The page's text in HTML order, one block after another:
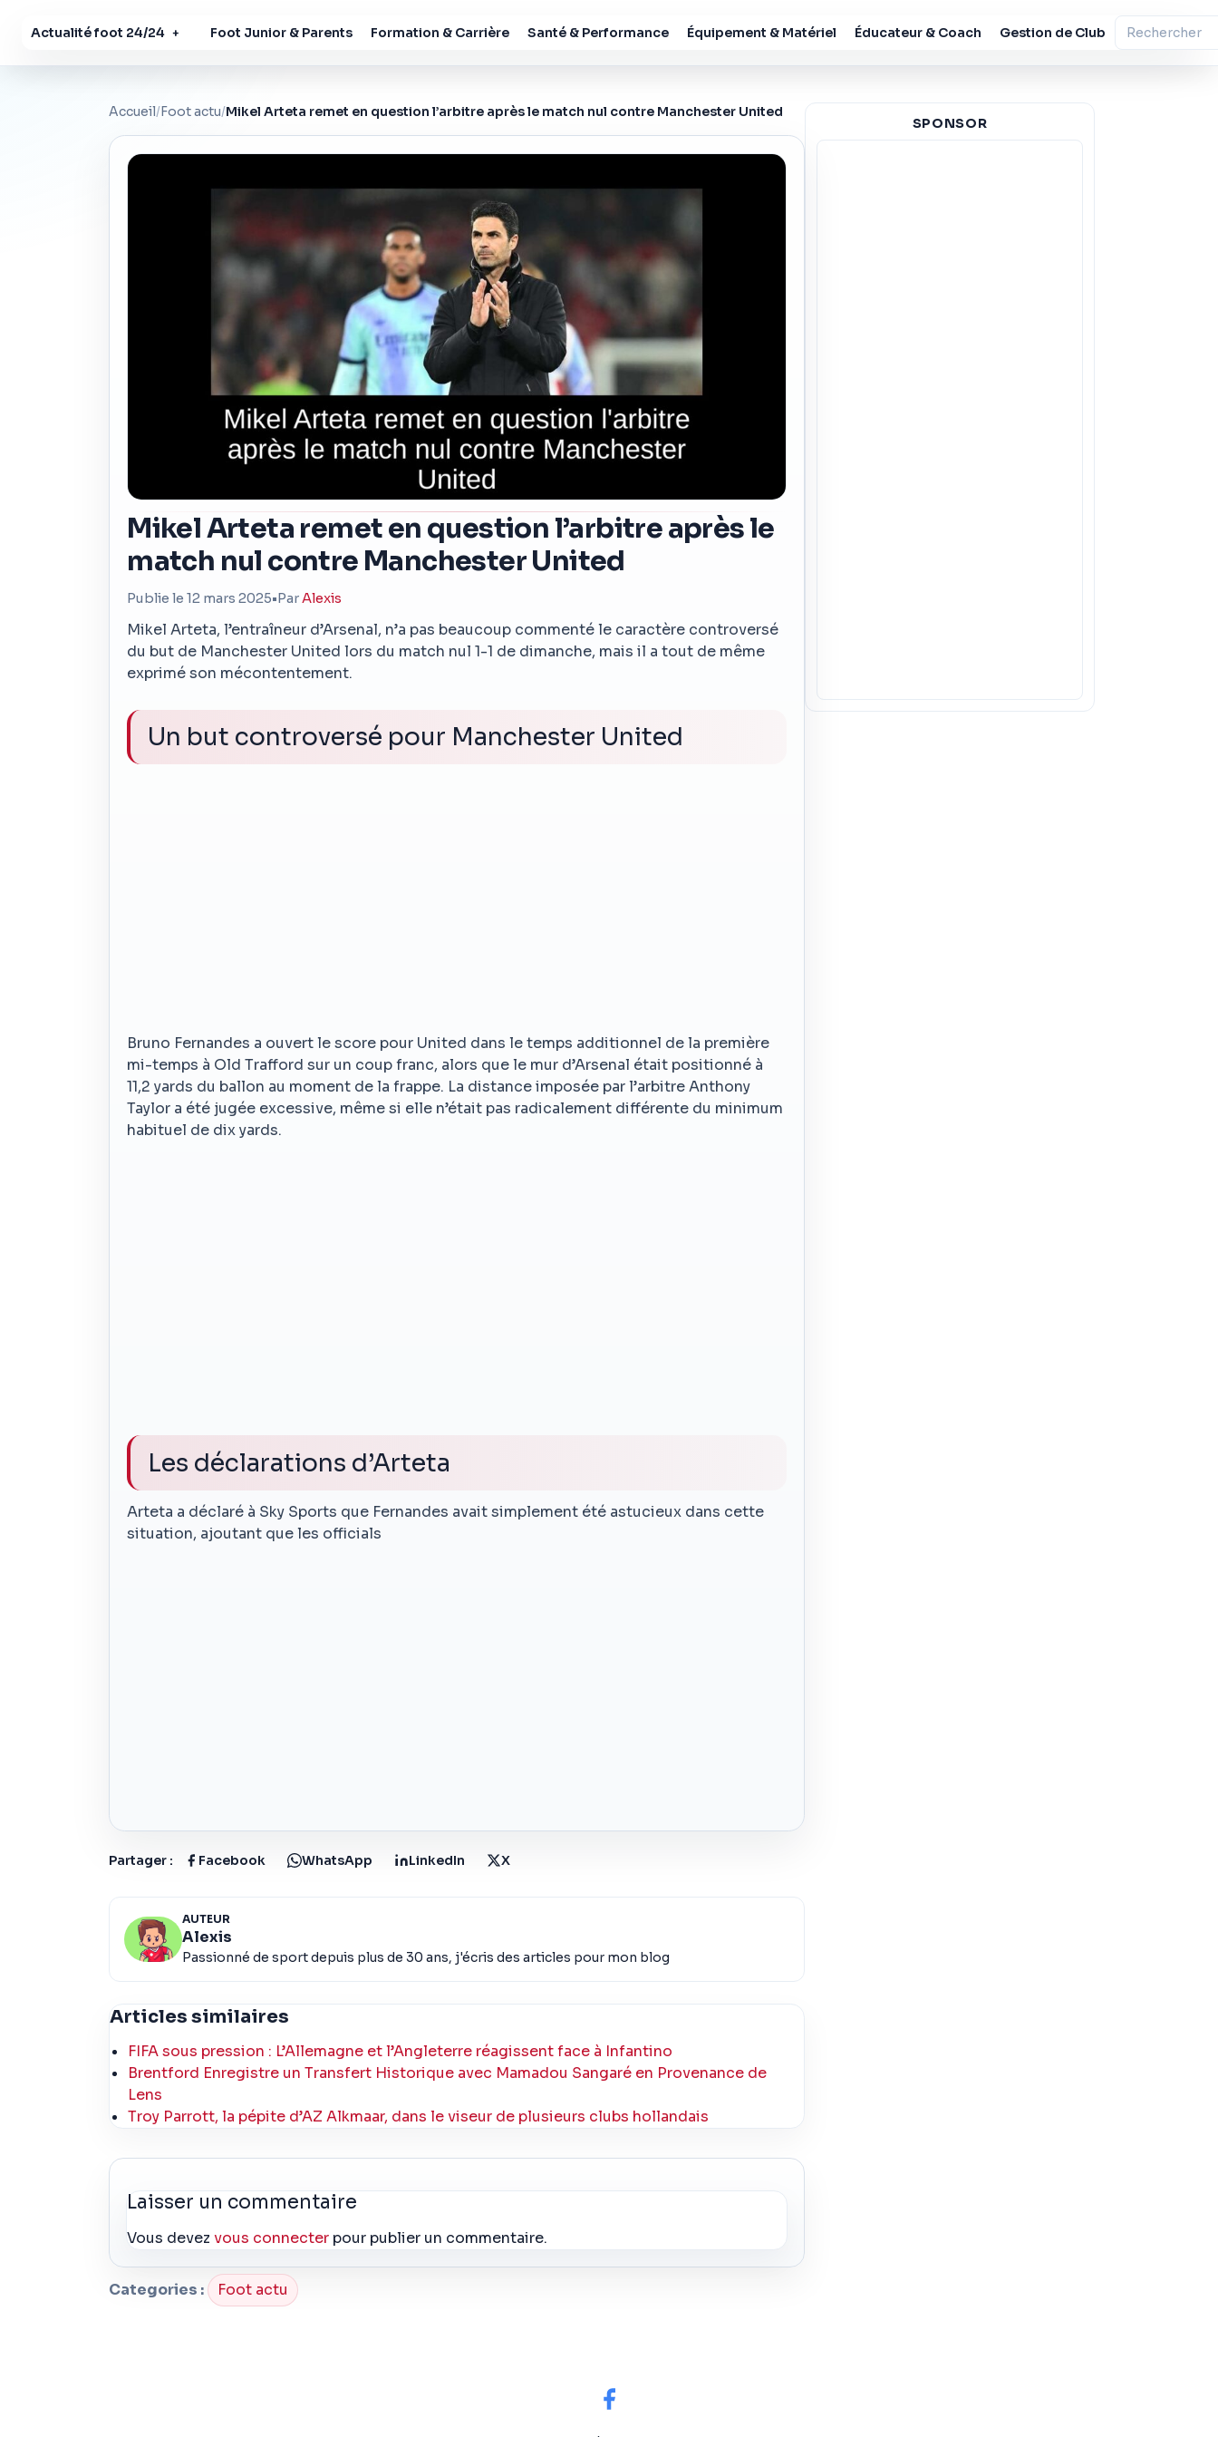
Actualité foot 24/24 + Foot Junior & Parents Formation & Carrière Santé & Performance Équipement & Matériel Éducateur & Coach Gestion de Club
Accueil/Foot actu/Mikel Arteta remet en question l’arbitre après le match nul contre Manchester United
Mikel Arteta remet en question l’arbitre après le
match nul contre Manchester United
Publie le 12 mars 2025•ParAlexis
Mikel Arteta, l’entraîneur d’Arsenal, n’a pas beaucoup commenté le caractère controversé
du but de Manchester United lors du match nul 1-1 de dimanche, mais il a tout de même
exprimé son mécontentement.
Un but controversé pour Manchester United
Bruno Fernandes a ouvert le score pour United dans le temps additionnel de la première
mi-temps à Old Trafford sur un coup franc, alors que le mur d’Arsenal était positionné à
11,2 yards du ballon au moment de la frappe. La distance imposée par l’arbitre Anthony
Taylor a été jugée excessive, même si elle n’était pas radicalement différente du minimum
habituel de dix yards.
Les déclarations d’Arteta
Arteta a déclaré à Sky Sports que Fernandes avait simplement été astucieux dans cette
situation, ajoutant que les officials
Partager : Facebook WhatsApp LinkedIn X
AUTEUR
Alexis
Passionné de sport depuis plus de 30 ans, j'écris des articles pour mon blog
Articles similaires
FIFA sous pression : L’Allemagne et l’Angleterre réagissent face à Infantino
Brentford Enregistre un Transfert Historique avec Mamadou Sangaré en Provenance de
Lens
Troy Parrott, la pépite d’AZ Alkmaar, dans le viseur de plusieurs clubs hollandais
Laisser un commentaire
Vous devezvous connecter pour publier un commentaire.
Categories : Foot actu
SPONSOR